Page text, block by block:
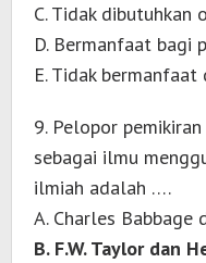
C. Tidak dibutuhkan
D. Bermanfaat bagi
E. Tidak
9. Pelopor
sebagai ilmu
ilmiah adalah ….
A. Charles Babbage
B. F.W. Taylor dan